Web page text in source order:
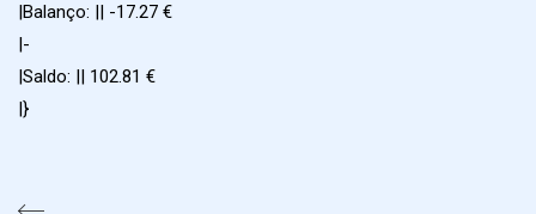
|Balanço: || -17.27 €
|-
|Saldo: || 102.81 €
|}